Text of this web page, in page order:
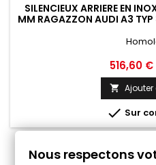
SILENCIEUX ARRIERE EN
MM RAGAZZON AUDI A3
Prix
516,60 €

 Sur
Nous respectons